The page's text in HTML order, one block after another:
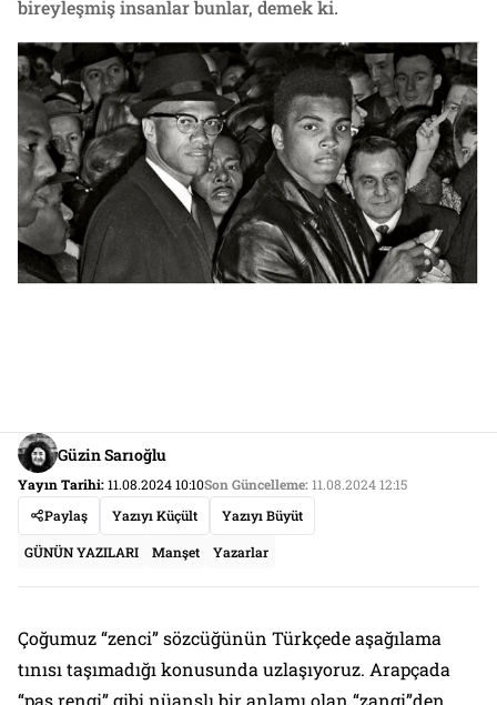
bireyleşmiş insanlar bunlar, demek ki.
Güzin Sarıoğlu
Yayın Tarihi:11.08.2024 10:10Son Güncelleme:11.08.2024 12:15
Paylaş
Yazıyı Küçült Yazıyı Büyüt
GÜNÜN YAZILARI Manşet Yazarlar
Çoğumuz “zenci” sözcüğünün Türkçede aşağılama
tınısı taşımadığı konusunda uzlaşıyoruz. Arapçada